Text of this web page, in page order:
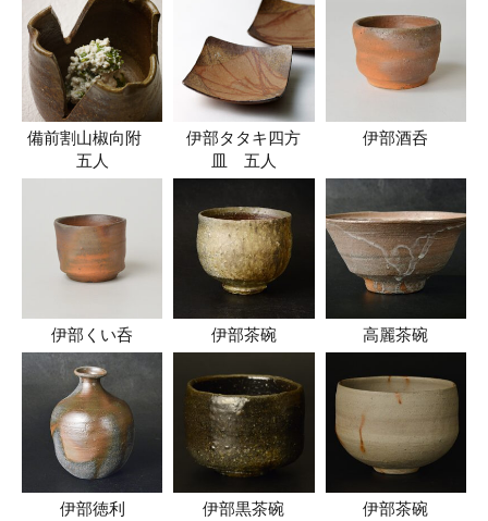
備前割山椒向附
五人
伊部タタキ四方
皿 五人
伊部酒呑
伊部くい呑 伊部茶碗 高麗茶碗
伊部徳利 伊部黒茶碗 伊部茶碗